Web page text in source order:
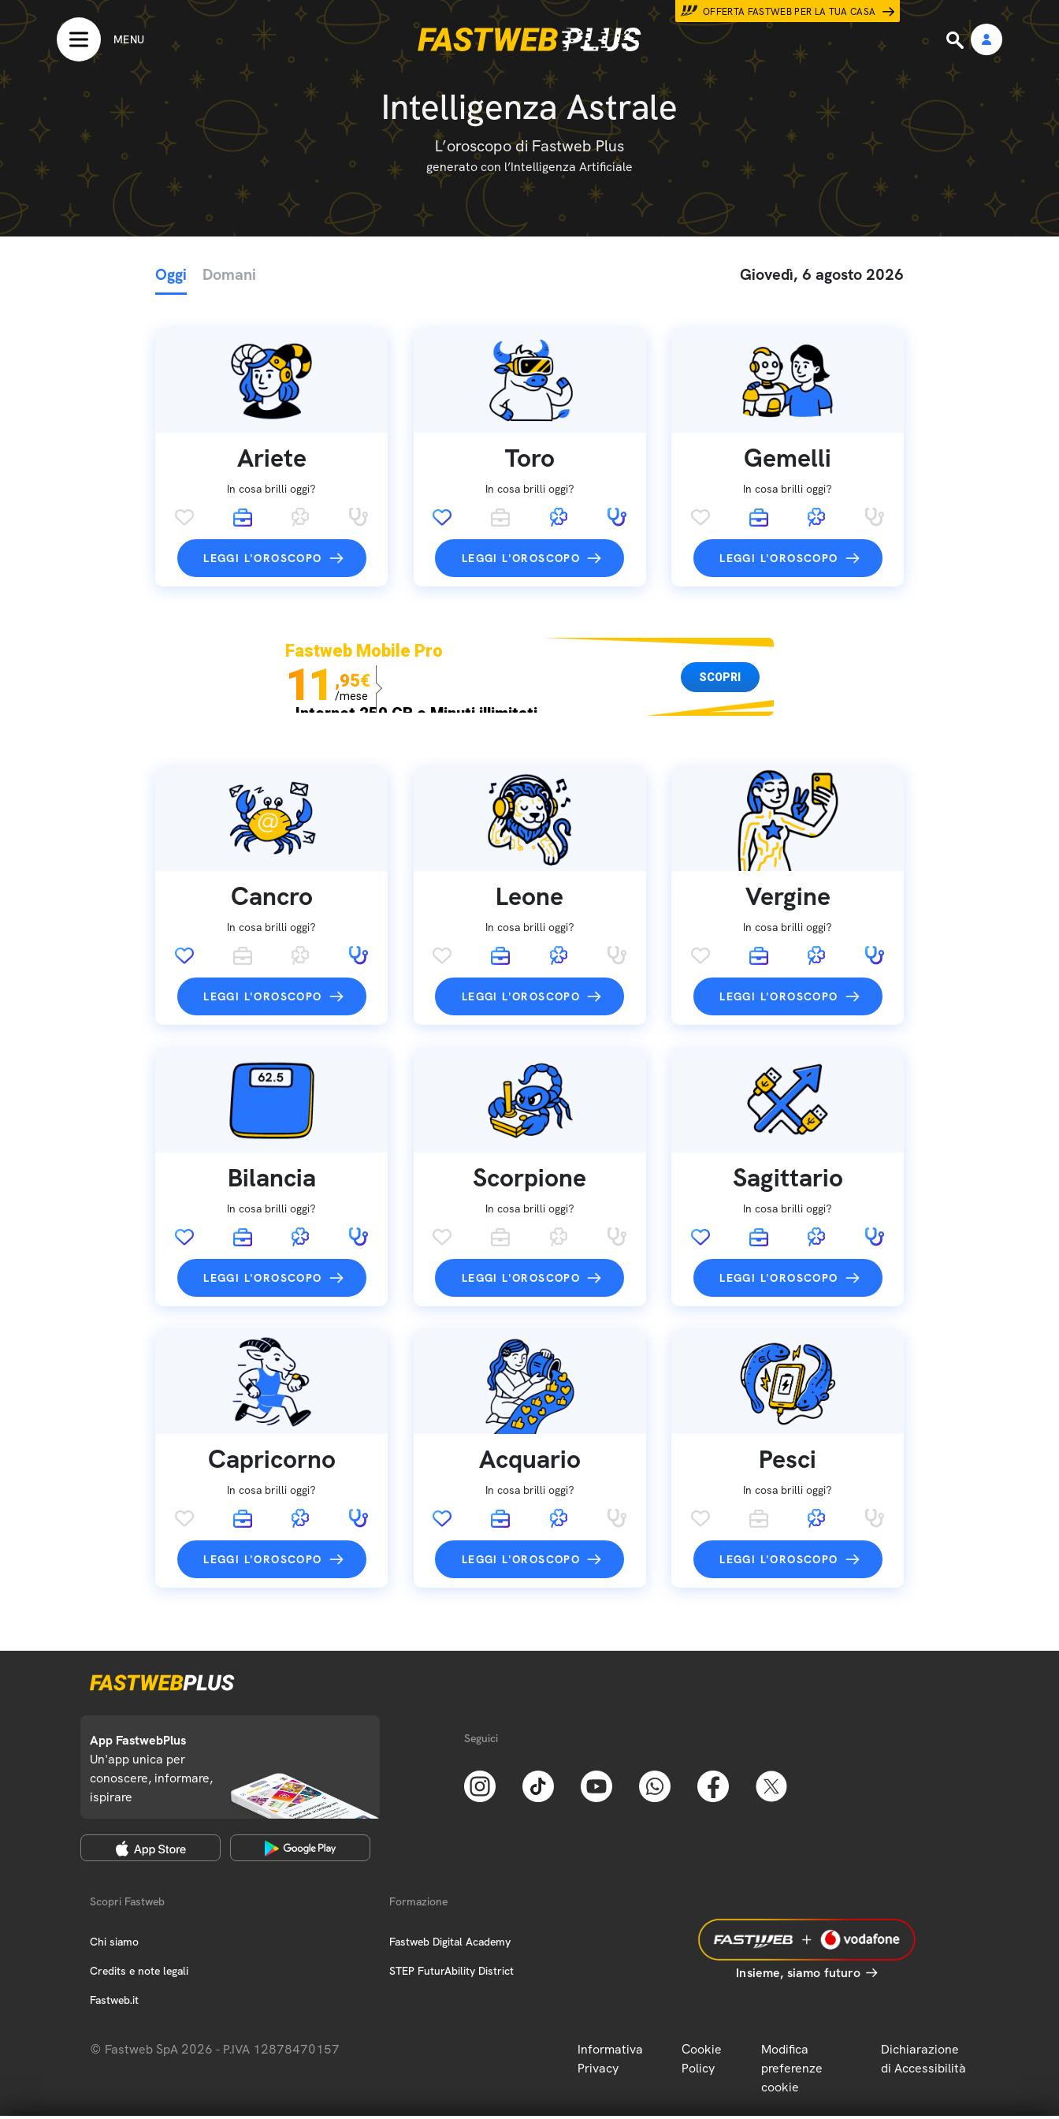
OFFERTA FASTWEB PER LA TUA CASA
MENU
Intelligenza Astrale
L’oroscopo di Fastweb Plus
generato con l’Intelligenza Artificiale
Oggi Domani Giovedì, 6 agosto 2026
Ariete
In cosa brilli oggi?
LEGGI L'OROSCOPO
Toro
In cosa brilli oggi?
LEGGI L'OROSCOPO
Gemelli
In cosa brilli oggi?
LEGGI L'OROSCOPO
Fastweb Mobile Pro
11 ,95€
/mese
Internet 250 GB e Minuti illimitati
SCOPRI
Cancro
In cosa brilli oggi?
LEGGI L'OROSCOPO
Leone
In cosa brilli oggi?
LEGGI L'OROSCOPO
Vergine
In cosa brilli oggi?
LEGGI L'OROSCOPO
Bilancia
In cosa brilli oggi?
LEGGI L'OROSCOPO
Scorpione
In cosa brilli oggi?
LEGGI L'OROSCOPO
Sagittario
In cosa brilli oggi?
LEGGI L'OROSCOPO
Capricorno
In cosa brilli oggi?
LEGGI L'OROSCOPO
Acquario
In cosa brilli oggi?
LEGGI L'OROSCOPO
Pesci
In cosa brilli oggi?
LEGGI L'OROSCOPO
App FastwebPlus
Un'app unica per
conoscere, informare,
ispirare
Seguici
Scopri Fastweb
Chi siamo
Credits e note legali
Fastweb.it
Formazione
Fastweb Digital Academy
STEP FuturAbility District Insieme, siamo futuro
© Fastweb SpA 2026 - P.IVA 12878470157
Informativa
Privacy
Cookie
Policy
Modifica
preferenze
cookie
Dichiarazione
di Accessibilità